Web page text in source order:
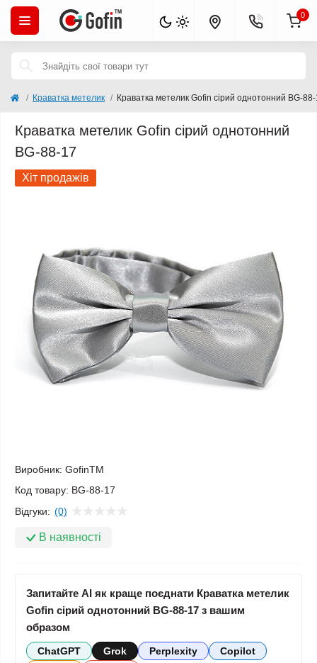
0
Краватка метелик Краватка метелик Gofin сірий однотонний BG-
Краватка метелик Gofin сірий однотонний
BG-88-17
Хіт продажів
Виробник: GofinTM
Код товару: BG-88-17
Відгуки: (0)
В наявності
Запитайте AI як краще поєднати Краватка метелик
Gofin сірий однотонний BG-88-17 з вашим
образом
ChatGPT Grok Perplexity
Copilot